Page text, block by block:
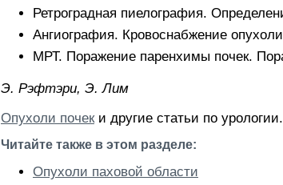
Ретроградная пиелография.
Ангиография. Кровоснабжение
МРТ. Поражение паренхимы почек.
Э. Pэфтэpи, Э. Лим
Опухоли почеки другие статьи по урологии.
Читайте также в этом разделе:
Опухоли паховой области